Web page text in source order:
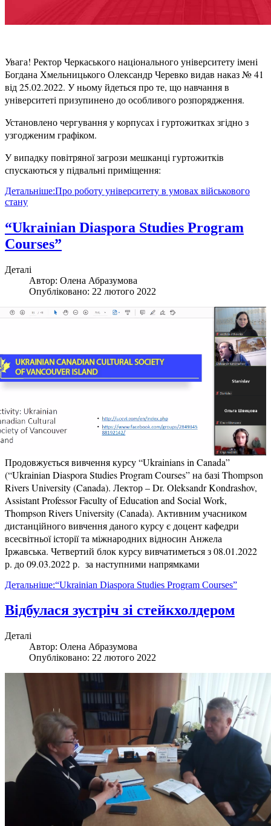
Увага! Ректор Черкаського національного університету імені
Богдана Хмельницького Олександр Черевко видав наказ № 41
від 25.02.2022. У ньому йдеться про те, що навчання в
університеті призупинено до особливого розпорядження.
Установлено чергування у корпусах і гуртожитках згідно з
узгодженим графіком.
У випадку повітряної загрози мешканці гуртожитків
спускаються у підвальні приміщення:
Детальніше:Про роботу університету в умовах військового
стану
“Ukrainian Diaspora Studies Program
Courses”
Деталі
Автор: Олена Абразумова
Опубліковано: 22 лютого 2022
Продовжується вивчення курсу “Ukrainians in Canada”
(“Ukrainian Diaspora Studies Program Courses” на базі Thompson
Rivers University (Canada). Лектор – Dr. Oleksandr Kondrashov,
Assistant Professor Faculty of Education and Social Work,
Thompson Rivers University (Canada). Активним учасником
дистанційного вивчення даного курсу є доцент кафедри
всесвітньої історії та міжнародних відносин Анжела
Іржавська. Четвертий блок курсу вивчатиметься з 08.01.2022
р. до 09.03.2022 р. за наступними напрямками
Детальніше:“Ukrainian Diaspora Studies Program Courses”
Відбулася зустріч зі стейкхолдером
Деталі
Автор: Олена Абразумова
Опубліковано: 22 лютого 2022